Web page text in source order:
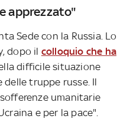
tre settimane, una città
la vostra Genova
apprezzato"
Sede con la Russia. Lo
dopo il colloquio che ha
difficile situazione
truppe russe. Il
umanitarie
e per la pace".